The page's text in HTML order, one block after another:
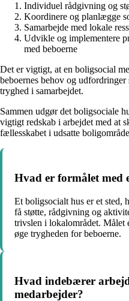
Individuel rådgivning og
Koordinere og planlægge
Samarbejde med lokale
Udvikle og implementere
med beboerne
Det er vigtigt, at en boligsocial
beboernes behov og
tryghed i samarbejdet.
Sammen udgør det boligsociale
vigtigt redskab i arbejdet med at
fællesskabet i udsatte
Hvad er formålet med
Et boligsocialt hus er et sted,
få støtte, rådgivning og
trivslen i lokalområdet. Målet
øge trygheden for beboerne.
Hvad indebærer
medarbejder?